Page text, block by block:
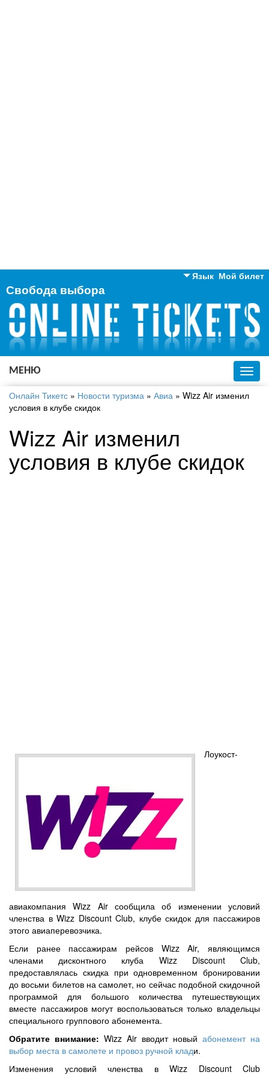
Мой билет
Язык
Английский
Русский
Украинский
Свобода выбора
МЕНЮ
Онлайн Тикетс » Новости туризма » Авиа » Wizz Air изменил
условия в клубе скидок
Wizz Air изменил
условия в клубе скидок
Лоукост-
авиакомпания Wizz Air сообщила об изменении условий
членства в Wizz Discount Club, клубе скидок для пассажиров
этого авиаперевозчика.
Если ранее пассажирам рейсов Wizz Air, являющимся
членами дисконтного клуба Wizz Discount Club,
предоставлялась скидка при одновременном бронировании
до восьми билетов на самолет, но сейчас подобной скидочной
программой для большого количества путешествующих
вместе пассажиров могут воспользоваться только владельцы
специального группового абонемента.
Обратите внимание: Wizz Air вводит новый абонемент на
выбор места в самолете и провоз ручной клади.
Изменения условий членства в Wizz Discount Club